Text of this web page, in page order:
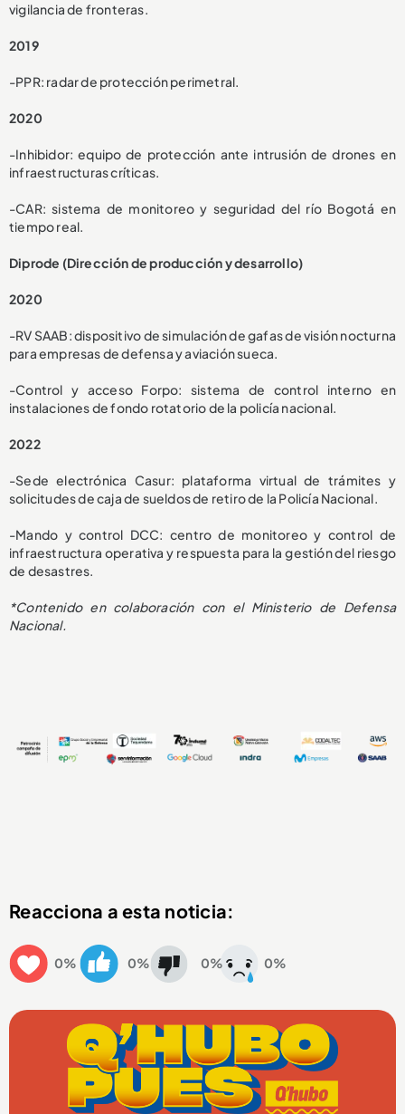
vigilancia de fronteras.
2019
-PPR: radar de protección perimetral.
2020
-Inhibidor: equipo de protección ante intrusión de drones en
infraestructuras críticas.
-CAR: sistema de monitoreo y seguridad del río Bogotá en
tiempo real.
Diprode (Dirección de producción y desarrollo)
2020
-RV SAAB: dispositivo de simulación de gafas de visión nocturna
para empresas de defensa y aviación sueca.
-Control y acceso Forpo: sistema de control interno en
instalaciones de fondo rotatorio de la policía nacional.
2022
-Sede electrónica Casur: plataforma virtual de trámites y
solicitudes de caja de sueldos de retiro de la Policía Nacional.
-Mando y control DCC: centro de monitoreo y control de
infraestructura operativa y respuesta para la gestión del riesgo
de desastres.
*Contenido en colaboración con el Ministerio de Defensa
Nacional.
Reacciona a esta noticia:
0% 0% 0% 0%